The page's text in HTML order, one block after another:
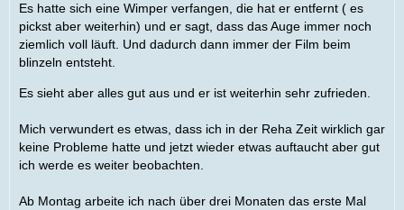
Es hatte sich eine Wimper verfangen, die hat er entfernt ( es
pickst aber weiterhin) und er sagt, dass das Auge immer noch
ziemlich voll läuft. Und dadurch dann immer der Film beim
blinzeln entsteht.
Es sieht aber alles gut aus und er ist weiterhin sehr zufrieden.
Mich verwundert es etwas, dass ich in der Reha Zeit wirklich gar
keine Probleme hatte und jetzt wieder etwas auftaucht aber gut
ich werde es weiter beobachten.
Ab Montag arbeite ich nach über drei Monaten das erste Mal